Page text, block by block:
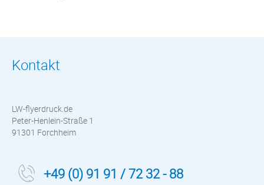
Kontakt
LW-flyerdruck.de
Peter-Henlein-Straße 1
91301 Forchheim
+49 (0) 91 91 / 72 32 - 88